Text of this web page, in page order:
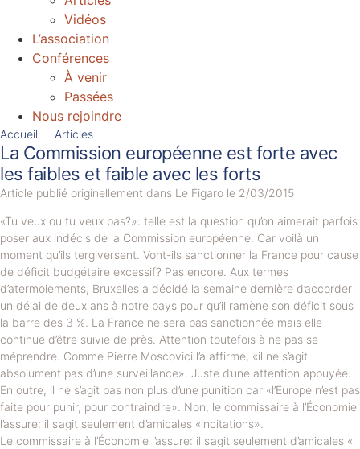
Vidéos
L’association
Conférences
À venir
Passées
Nous rejoindre
Accueil Articles
La Commission européenne est forte avec
les faibles et faible avec les forts
Article publié originellement dans Le Figaro le 2/03/2015
«Tu veux ou tu veux pas?»: telle est la question qu’on aimerait parfois
poser aux indécis de la Commission européenne. Car voilà un
moment qu’ils tergiversent. Vont-ils sanctionner la France pour cause
de déficit budgétaire excessif? Pas encore. Aux termes
d’atermoiements, Bruxelles a décidé la semaine dernière d’accorder
un délai de deux ans à notre pays pour qu’il ramène son déficit sous
la barre des 3 %. La France ne sera pas sanctionnée mais elle
continue d’être suivie de près. Attention toutefois à ne pas se
méprendre. Comme Pierre Moscovici l’a affirmé, «il ne s’agit
absolument pas d’une surveillance». Juste d’une attention appuyée.
En outre, il ne s’agit pas non plus d’une punition car «l’Europe n’est pas
faite pour punir, pour contraindre». Non, le commissaire à l’Économie
l’assure: il s’agit seulement d’amicales «incitations».
Le commissaire à l’Économie l’assure: il s’agit seulement d’amicales «